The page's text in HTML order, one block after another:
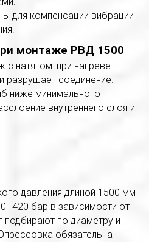
для компенсации вибрации
монтаже РВД 1500
натягом: при нагреве
разрушает соединение.
ниже минимального
внутреннего слоя и
давления длиной 1500 мм
бар в зависимости от
подбирают по диаметру и
обязательна